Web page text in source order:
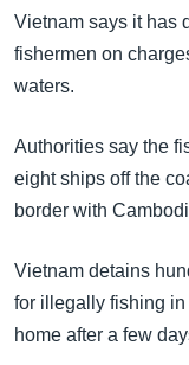
ပင်မ
ညွန်း
သို့
ကျော်
ကြည့်
အစ္စရေး-ပါလက်စတိုင်
အင်္ဂလိပ်စာလေ့လာမ
အမေရိကန်သုံးအီဒီယံ
မကြေးမုံရဲ့ အင်္ဂလိပ်စာ
ရုပ်ရှင်ထဲက အင်္ဂလိပ်
သုတပဒေသာ အင်္ဂလိ
အပတ်စဉ်ကဏ္ဍများ
ရေဒီယို
တီဗွီ
ရေဒီယိုနှင့်ရုပ်သံ အခ
ရေဒီယို/တီဗွီအစီအစ
Learning English
ဗွီအိုအေ လူမှုကွန်ယက်မျ
Vietnam says it has
fishermen on
waters.
Authorities say the
eight ships off the
border with
Vietnam detains
for illegally fishing in
home after a few